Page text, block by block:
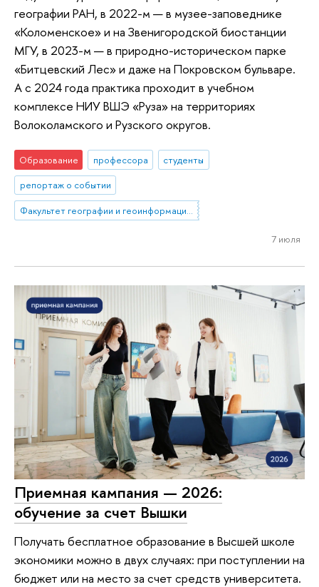
географии РАН, в 2022-м — в музее-заповеднике
«Коломенское» и на Звенигородской биостанции
МГУ, в 2023-м — в природно-историческом парке
«Битцевский Лес» и даже на Покровском бульваре.
А с 2024 года практика проходит в учебном
комплексе НИУ ВШЭ «Руза» на территориях
Волоколамского и Рузского округов.
Образование профессора
студенты
репортаж о событии
Факультет географии и геоинформационных технологий
7 июля
Приемная кампания — 2026:
обучение за счет Вышки
Получать бесплатное образование в Высшей школе
экономики можно в двух случаях: при поступлении на
бюджет или на место за счет средств университета.